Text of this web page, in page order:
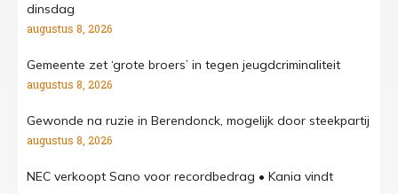
dinsdag
augustus 8, 2026
Gemeente zet ‘grote broers’ in tegen jeugdcriminaliteit
augustus 8, 2026
Gewonde na ruzie in Berendonck, mogelijk door steekpartij
augustus 8, 2026
NEC verkoopt Sano voor recordbedrag • Kania vindt